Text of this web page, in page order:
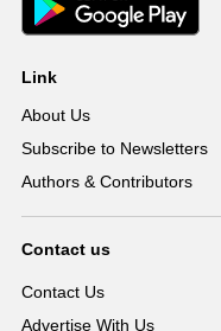
Link
About Us
Subscribe to Newsletters
Authors & Contributors
Contact us
Contact Us
Advertise With Us